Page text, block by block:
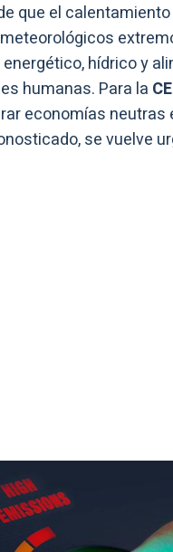
que el
hídrico y
humanas. Para la
economías neutras
se vuelve